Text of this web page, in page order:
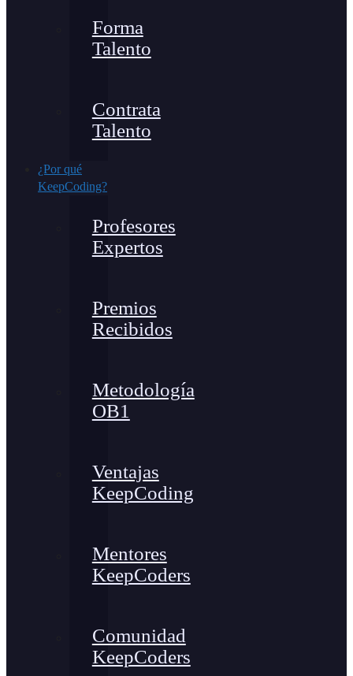
Forma
Talento
Contrata
Talento
¿Por qué
KeepCoding?
Profesores
Expertos
Premios
Recibidos
Metodología
OB1
Ventajas
KeepCoding
Mentores
KeepCoders
Comunidad
KeepCoders